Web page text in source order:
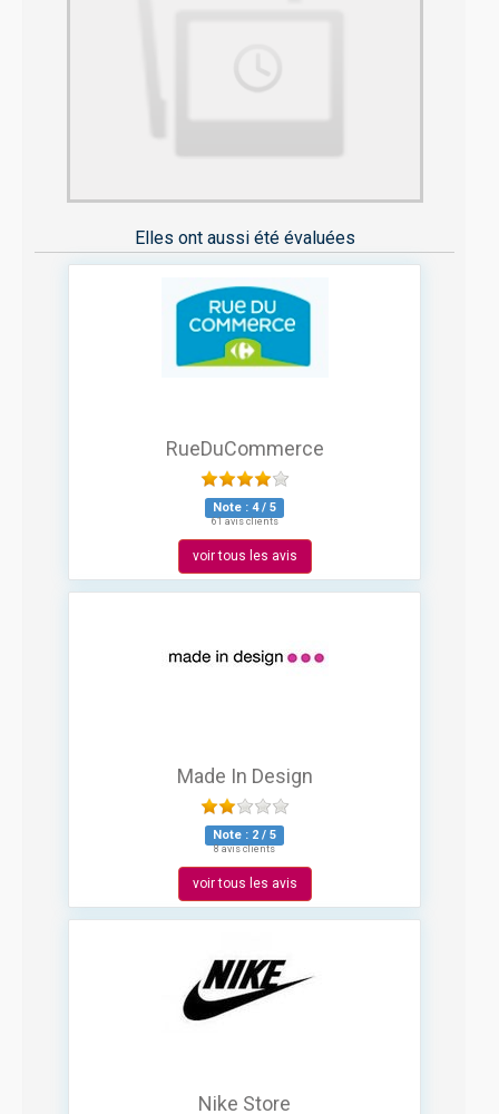
Elles ont aussi été évaluées
RueDuCommerce
Note : 4/ 5
61 avis clients
voir tous les avis
Made In Design
Note : 2 / 5
8 avis clients
voir tous les avis
Nike Store